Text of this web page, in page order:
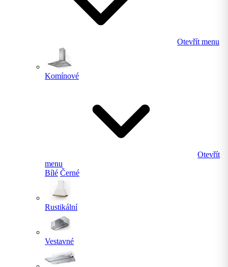
Otevřít menu
Komínové
Otevřít
menu
Bílé Černé
Rustikální
Vestavné